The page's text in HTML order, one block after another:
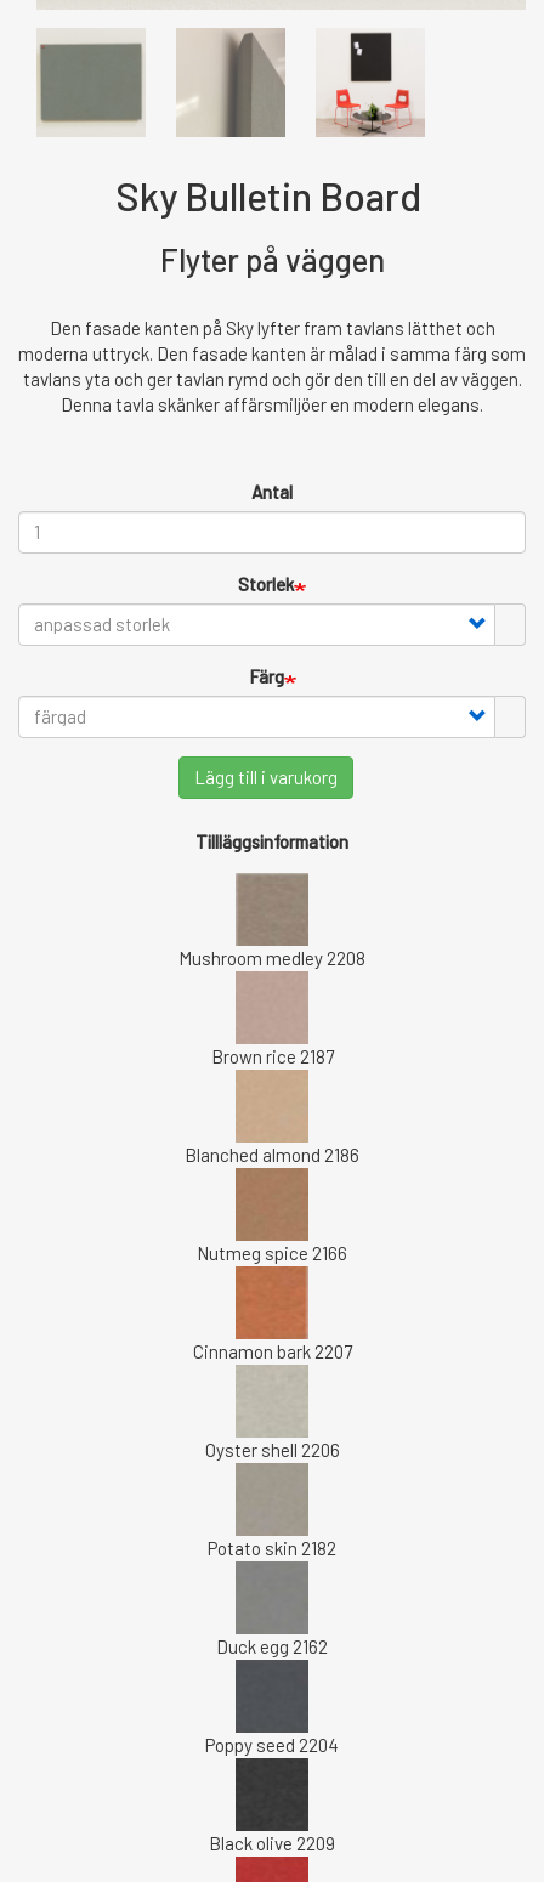
Sky Bulletin Board
Flyter på väggen
Den fasade kanten på Sky lyfter fram tavlans lätthet och
moderna uttryck. Den fasade kanten är målad i samma färg som
tavlans yta och ger tavlan rymd och gör den till en del av väggen.
Denna tavla skänker affärsmiljöer en modern elegans.
Antal
Storlek
Färg
Lägg till i varukorg
Tillläggsinformation
Mushroom medley 2208
Brown rice 2187
Blanched almond 2186
Nutmeg spice 2166
Cinnamon bark 2207
Oyster shell 2206
Potato skin 2182
Duck egg 2162
Poppy seed 2204
Black olive 2209